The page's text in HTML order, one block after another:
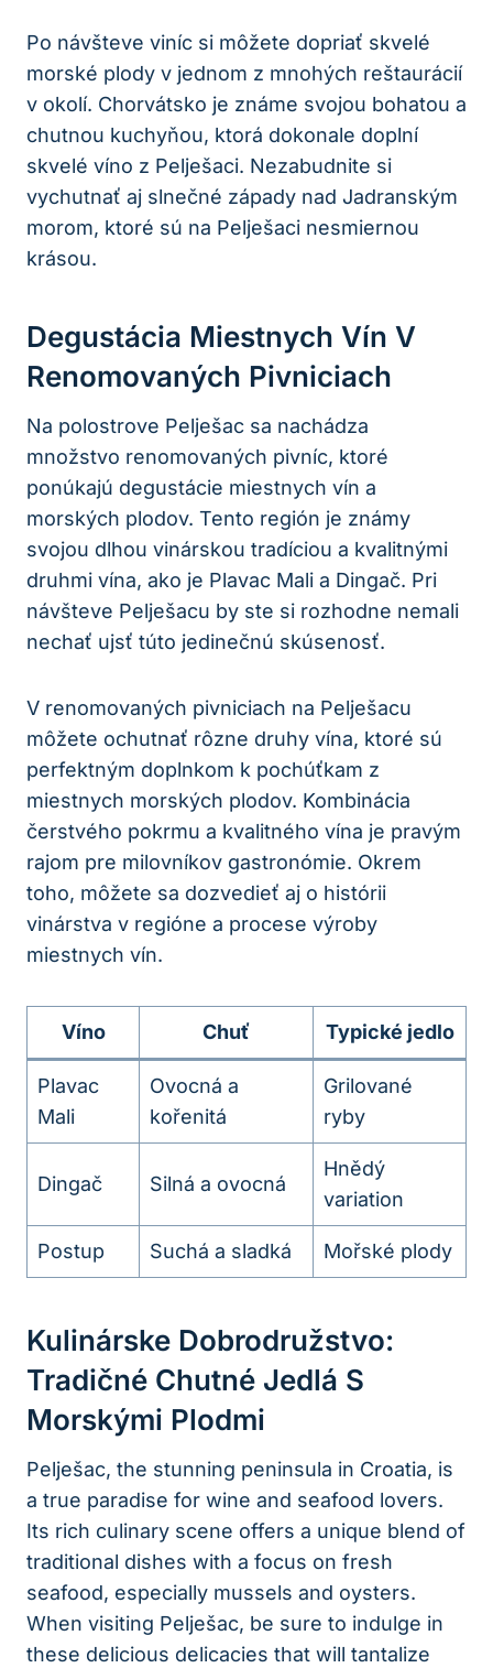
Po návšteve ⁣viníc si môžete dopriať skvelé⁣
morské plody v jednom z mnohých reštaurácií
v okolí. Chorvátsko je známe svojou⁣ bohatou a​
chutnou kuchyňou, ktorá dokonale doplní
skvelé víno z Pelješaci. Nezabudnite ‍si
vychutnať⁣ aj slnečné západy nad Jadranským
morom,​ ktoré sú na Pelješaci nesmiernou
krásou.
Degustácia ⁤miestnych Vín V
⁤renomovaných Pivniciach
Na polostrove Pelješac sa nachádza
množstvo renomovaných pivníc, ktoré
ponúkajú degustácie miestnych vín ⁢a
morských plodov. Tento región je známy
svojou dlhou vinárskou⁤ tradíciou a kvalitnými
druhmi​ vína, ako je ⁤Plavac‌ Mali a Dingač. Pri
návšteve Pelješacu by ste si rozhodne ‌nemali
nechať ujsť túto jedinečnú skúsenosť.
V renomovaných ​pivniciach na Pelješacu
môžete ochutnať rôzne druhy vína, ktoré sú⁢
perfektným doplnkom k pochúťkam z
miestnych morských plodov. Kombinácia
čerstvého pokrmu ‍a kvalitného vína je pravým⁣
rajom ‌pre milovníkov ⁤gastronómie. Okrem
toho, ⁢môžete sa dozvedieť aj o histórii
‍vinárstva v regióne⁣ a procese výroby
miestnych vín.
Víno Chuť Typické jedlo
Plavac
⁢Mali
Ovocná⁣ a
kořenitá
Grilované
ryby
Dingač Silná a ovocná
Hnědý
variation
Postup Suchá a sladká Mořské plody
Kulinárske Dobrodružstvo:
Tradičné Chutné Jedlá‍ S​
Morskými Plodmi
Pelješac, the stunning peninsula in Croatia, is
a true paradise for wine and seafood lovers.
Its rich culinary scene offers a unique blend‍ of
traditional dishes with a focus on fresh
seafood, especially mussels and oysters.
When visiting Pelješac, be sure to indulge in
these delicious delicacies ‍that will tantalize